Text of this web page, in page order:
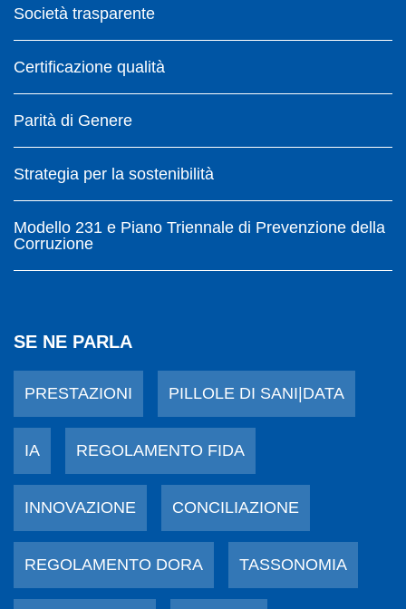
Società trasparente
Certificazione qualità
Parità di Genere
Strategia per la sostenibilità
Modello 231 e Piano Triennale di Prevenzione della
Corruzione
SE NE PARLA
PRESTAZIONI PILLOLE DI SANI|DATA
IA REGOLAMENTO FIDA
INNOVAZIONE CONCILIAZIONE
REGOLAMENTO DORA TASSONOMIA